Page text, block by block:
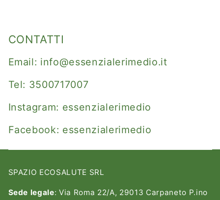
CONTATTI
Email: info@essenzialerimedio.it
Tel: 3500717007
Instagram: essenzialerimedio
Facebook: essenzialerimedio
SPAZIO ECOSALUTE SRL
Sede legale: Via Roma 22/A, 29013 Carpaneto P.ino